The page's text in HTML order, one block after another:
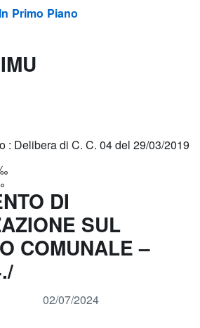
In Primo Piano
: Delibera di C. C. 04 del 29/03/2019
DI
SUL
COMUNALE –
02/07/2024